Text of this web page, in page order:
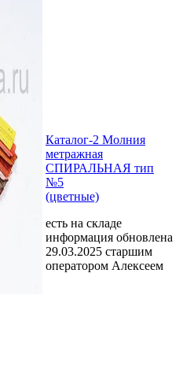
Каталог-2 Молния
метражная
СПИРАЛЬНАЯ тип
№5
(цветные)
есть на складе
информация обновлена
29.03.2025 старшим
оператором Алексеем